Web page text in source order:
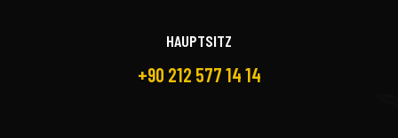
HAUPTSITZ
+90 212 577 14 14